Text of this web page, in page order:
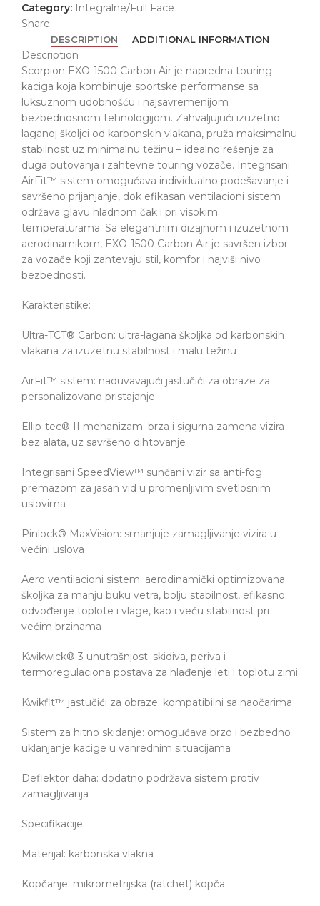
Category: Integralne/Full Face
Share:
DESCRIPTION ADDITIONAL INFORMATION
Description
Scorpion EXO-1500 Carbon Air je napredna touring
kaciga koja kombinuje sportske performanse sa
luksuznom udobnošću i najsavremenijom
bezbednosnom tehnologijom. Zahvaljujući izuzetno
laganoj školjci od karbonskih vlakana, pruža maksimalnu
stabilnost uz minimalnu težinu – idealno rešenje za
duga putovanja i zahtevne touring vozače. Integrisani
AirFit™ sistem omogućava individualno podešavanje i
savršeno prijanjanje, dok efikasan ventilacioni sistem
održava glavu hladnom čak i pri visokim
temperaturama. Sa elegantnim dizajnom i izuzetnom
aerodinamikom, EXO-1500 Carbon Air je savršen izbor
za vozače koji zahtevaju stil, komfor i najviši nivo
bezbednosti.
Karakteristike:
Ultra-TCT® Carbon: ultra-lagana školjka od karbonskih
vlakana za izuzetnu stabilnost i malu težinu
AirFit™ sistem: naduvavajući jastučići za obraze za
personalizovano pristajanje
Ellip-tec® II mehanizam: brza i sigurna zamena vizira
bez alata, uz savršeno dihtovanje
Integrisani SpeedView™ sunčani vizir sa anti-fog
premazom za jasan vid u promenljivim svetlosnim
uslovima
Pinlock® MaxVision: smanjuje zamagljivanje vizira u
većini uslova
Aero ventilacioni sistem: aerodinamički optimizovana
školjka za manju buku vetra, bolju stabilnost, efikasno
odvođenje toplote i vlage, kao i veću stabilnost pri
većim brzinama
Kwikwick® 3 unutrašnjost: skidiva, periva i
termoregulaciona postava za hlađenje leti i toplotu zimi
Kwikfit™ jastučići za obraze: kompatibilni sa naočarima
Sistem za hitno skidanje: omogućava brzo i bezbedno
uklanjanje kacige u vanrednim situacijama
Deflektor daha: dodatno podržava sistem protiv
zamagljivanja
Specifikacije:
Materijal: karbonska vlakna
Kopčanje: mikrometrijska (ratchet) kopča